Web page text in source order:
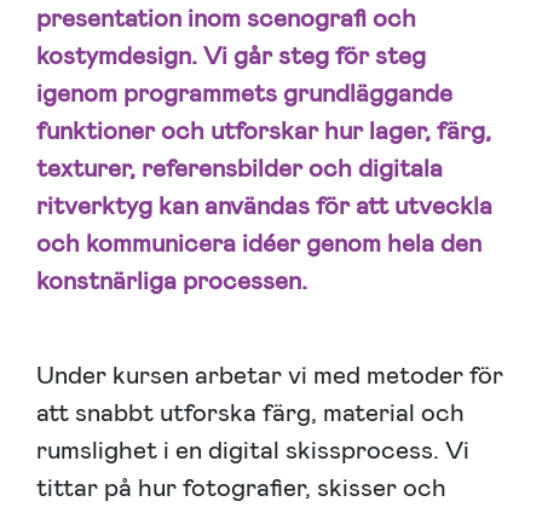
presentation inom scenografi och
kostymdesign. Vi går steg för steg
igenom programmets grundläggande
funktioner och utforskar hur lager, färg,
texturer, referensbilder och digitala
ritverktyg kan användas för att utveckla
och kommunicera idéer genom hela den
konstnärliga processen.
Under kursen arbetar vi med metoder för
att snabbt utforska färg, material och
rumslighet i en digital skissprocess. Vi
tittar på hur fotografier, skisser och